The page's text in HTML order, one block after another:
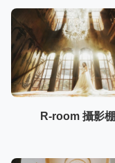
R-room 攝影棚